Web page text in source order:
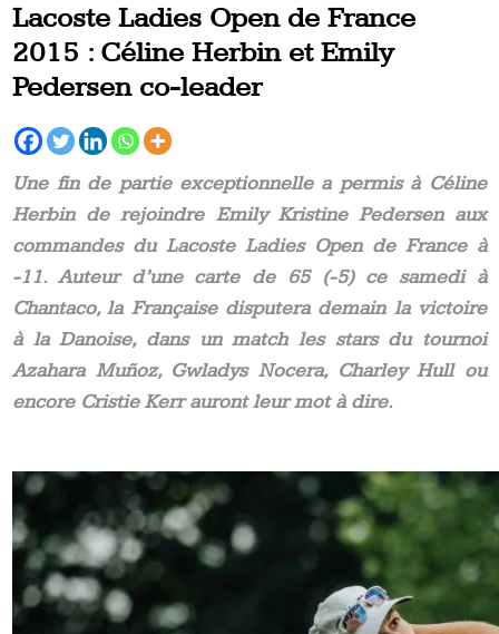
Lacoste Ladies Open de France
2015 : Céline Herbin et Emily
Pedersen co-leader
Une fin de partie exceptionnelle a permis à Céline
Herbin de rejoindre Emily Kristine Pedersen aux
commandes du Lacoste Ladies Open de France à
-11. Auteur d’une carte de 65 (-5) ce samedi à
Chantaco, la Française disputera demain la victoire
à la Danoise, dans un match les stars du tournoi
Azahara Muñoz, Gwladys Nocera, Charley Hull ou
encore Cristie Kerr auront leur mot à dire.